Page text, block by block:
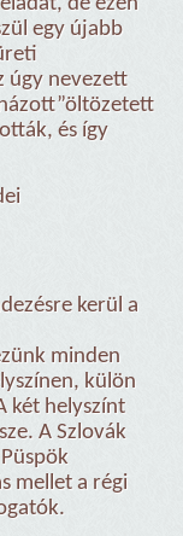
egy újabb
úgy nevezett
és így
kerül a
minden
külön
két helyszínt
A Szlovák
mellet a régi